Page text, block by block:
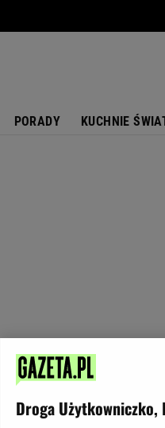
PORADY KUCHNIE
Droga